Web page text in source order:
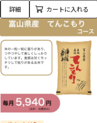
詳細 カートに入れる